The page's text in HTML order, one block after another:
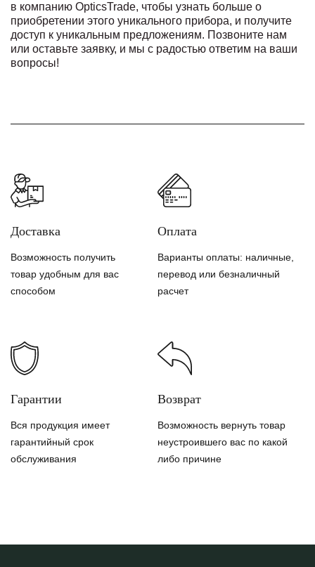
в компанию OpticsTrade, чтобы узнать больше о
приобретении этого уникального прибора, и получите
доступ к уникальным предложениям. Позвоните нам
или оставьте заявку, и мы с радостью ответим на ваши
вопросы!
Доставка
Возможность получить
товар удобным для вас
способом
Оплата
Варианты оплаты: наличные,
перевод или безналичный
расчет
Гарантии
Вся продукция имеет
гарантийный срок
обслуживания
Возврат
Возможность вернуть товар
неустроившего вас по какой
либо причине